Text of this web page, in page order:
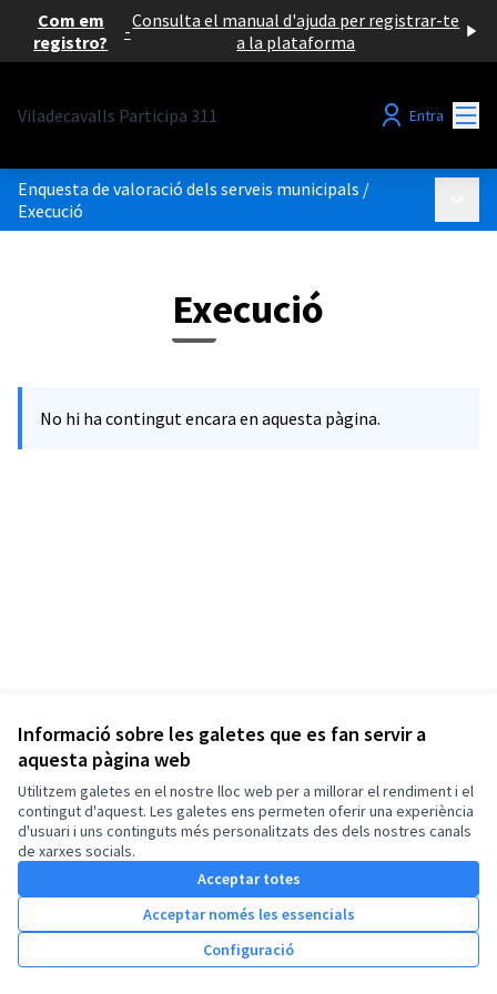
Informació sobre les galetes que es fan servir a
aquesta pàgina web
Utilitzem galetes en el nostre lloc web per a millorar el rendiment i el
contingut d'aquest. Les galetes ens permeten oferir una experiència
d'usuari i uns continguts més personalitzats des dels nostres canals
de xarxes socials.
Acceptar totes
Acceptar només les essencials
Configuració
Com em
registro?
-Consulta el manual d'ajuda per registrar-te
a la plataforma
Viladecavalls Participa 311 Entra
Enquesta de valoració dels serveis municipals /
Execució
Execució
No hi ha contingut encara en aquesta pàgina.
Termes i condicions d'ús
Configuració de les galetes
Viladecavalls Participa 311 a X
(Enllaç extern)
Viladecavalls Participa 311 a Facebook
(Enllaç extern)
Viladecavalls Participa 311 a Instagram
(Enllaç extern)
Viladecavalls Participa 311 a YouTube
(Enllaç extern)
Triar la llenguaElegir el idioma
Web creada ambprogramari lliure .
Amb
(Enllaç